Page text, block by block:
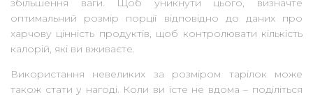
збільшення ваги. Щоб уникнути цього, визначте
оптимальний розмір порції відповідно до даних про
харчову цінність продуктів, щоб контролювати кількість
калорій, які ви вживаєте.
Використання невеликих за розміром тарілок може
також стати у нагоді. Коли ви їсте не вдома – поділіться